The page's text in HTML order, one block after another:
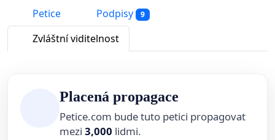
Petice
Podpisy 9
Zvláštní viditelnost
Placená propagace
Petice.com bude tuto petici propagovat
mezi 3,000 lidmi.